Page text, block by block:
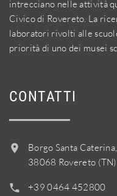
intrecciano nelle attività
Civico di Rovereto. La
laboratori rivolti alle
priorità di uno dei musei
CONTATTI
Borgo Santa
38068 Rovereto
+39 0464 452800